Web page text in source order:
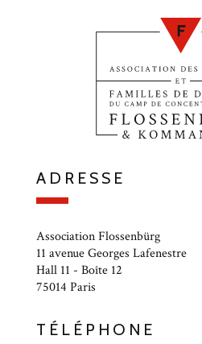
ADRESSE
Association Flossenbürg
11 avenue Georges Lafenestre
Hall 11 - Boîte 12
75014 Paris
TÉLÉPHONE